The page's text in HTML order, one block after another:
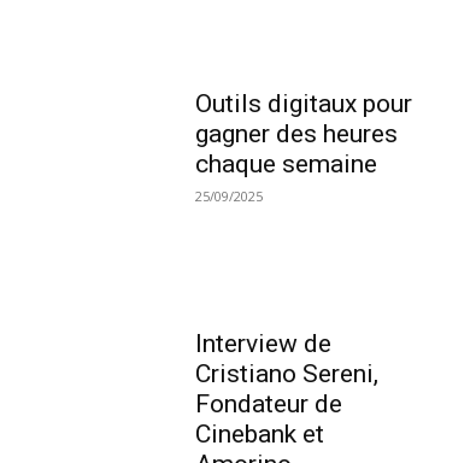
Outils digitaux pour
gagner des heures
chaque semaine
25/09/2025
Interview de
Cristiano Sereni,
Fondateur de
Cinebank et